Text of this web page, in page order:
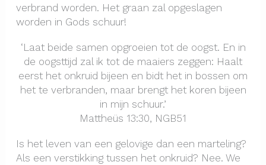
verbrand worden. Het graan zal opgeslagen
worden in Gods schuur!
‘Laat beide samen opgroeien tot de oogst. En in
de oogsttijd zal ik tot de maaiers zeggen: Haalt
eerst het onkruid bijeen en bidt het in bossen om
het te verbranden, maar brengt het koren bijeen
in mijn schuur.’
Mattheüs 13:30, NGB51
Is het leven van een gelovige dan een marteling?
Als een verstikking tussen het onkruid? Nee. We